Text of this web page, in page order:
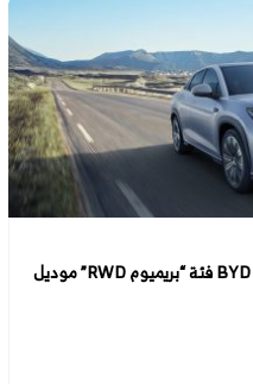
المواصفات الشاملة لسيارة BYD SeaLion 7 فئة “بريميوم RWD” موديل